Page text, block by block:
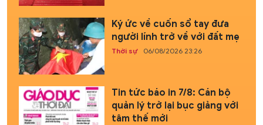
Ký ức về cuốn sổ tay đưa
người lính trở về với đất mẹ
Thời sự 06/08/2026 23:26
Tin tức báo in 7/8: Cán bộ
quản lý trở lại bục giảng với
tâm thế mới